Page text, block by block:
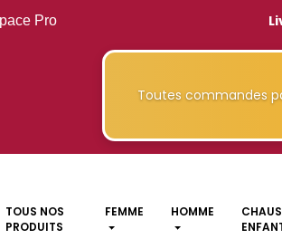
Pro
Toutes commandes
TOUS NOS
PRODUITS
FEMME HOMME